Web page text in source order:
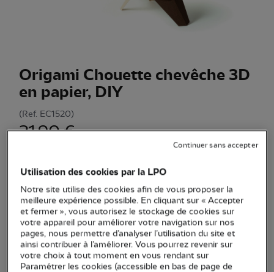
Origami Chouette chevêche 3D
en papier, DIY
(Ref. EC1520)
21,90 €
même : donnez forme à un joli objet de décoration
Quantité
En stock
Utilisation des cookies par la LPO
Notre site utilise des cookies afin de vous proposer la
meilleure expérience possible. En cliquant sur « Accepter
et fermer », vous autorisez le stockage de cookies sur
votre appareil pour améliorer votre navigation sur nos
pages, nous permettre d’analyser l’utilisation du site et
ainsi contribuer à l’améliorer. Vous pourrez revenir sur
votre choix à tout moment en vous rendant sur
Paramétrer les cookies (accessible en bas de page de
Continuer sans accepter